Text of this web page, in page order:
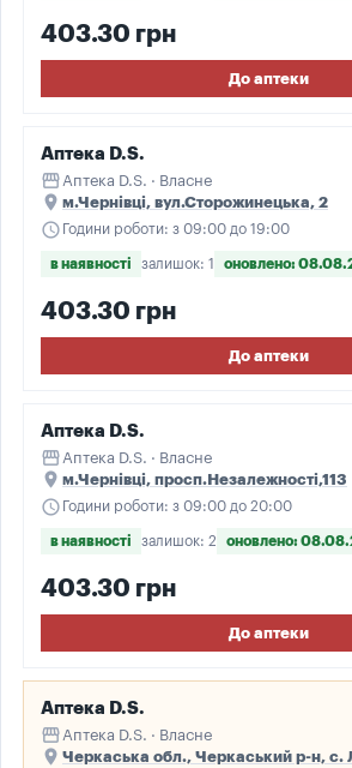
403.30 грн
До аптеки
Аптека D.S.
storefront Аптека D.S. · Власне
place м.Чернівці, вул.Сторожинецька, 2
schedule Години роботи: з 09:00 до 19:00
в наявності залишок: 1 оновлено:
403.30 грн
До аптеки
Аптека D.S.
storefront Аптека D.S. · Власне
place м.Чернівці, просп.Незалежності,113
schedule Години роботи: з 09:00 до 20:00
в наявності залишок: 2 оновлено:
403.30 грн
До аптеки
Аптека D.S.
storefront Аптека D.S. · Власне
place Черкаська обл., Черкаський р-н, с.